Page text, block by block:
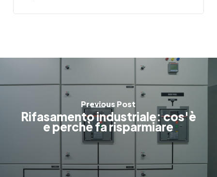
Previous Post
Rifasamento industriale: cos'è
e perchè fa risparmiare